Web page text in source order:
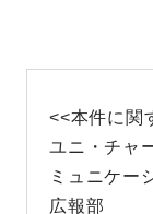
<<本件に関
ユニ・チャ
ミュニケー
広報部